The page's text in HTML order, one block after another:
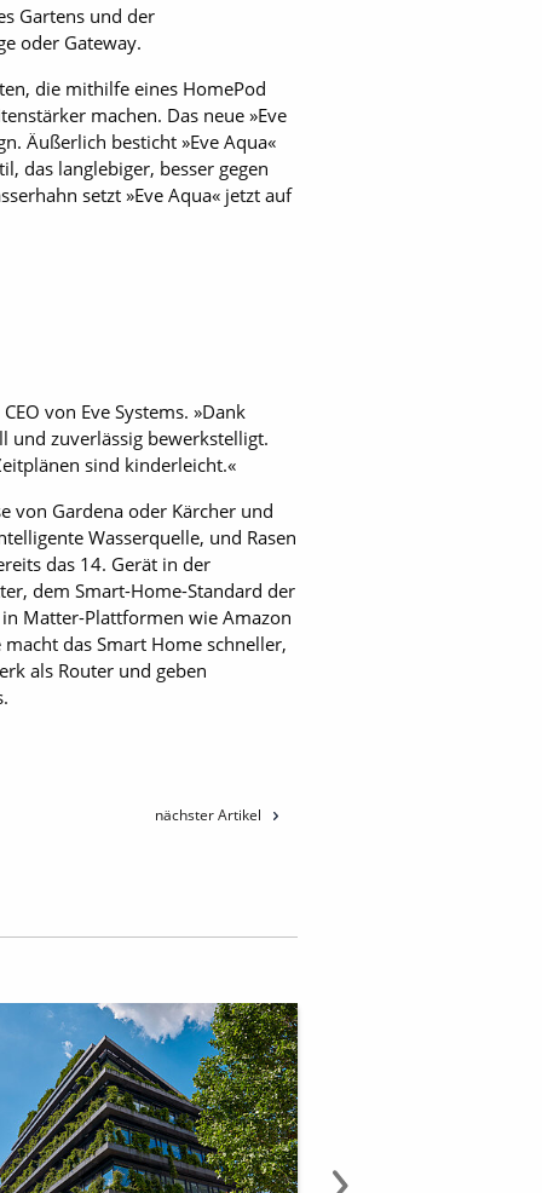
Gartens und der
oder Gateway.
die mithilfe eines HomePod
machen. Das neue »Eve
Äußerlich besticht »Eve Aqua«
das langlebiger, besser gegen
setzt »Eve Aqua« jetzt auf
von Eve Systems. »Dank
und zuverlässig bewerkstelligt.
sind kinderleicht.«
von Gardena oder Kärcher und
Wasserquelle, und Rasen
das 14. Gerät in der
dem Smart-Home-Standard der
Matter-Plattformen wie Amazon
das Smart Home schneller,
als Router und geben
nächster Artikel